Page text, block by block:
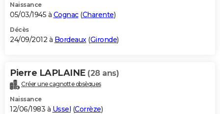
Naissance
05/03/1945 à Cognac(Charente)
Décès
24/09/2012 à Bordeaux(Gironde)
Pierre LAPLAINE (28 ans)
Créer une cagnotte obsèques
Naissance
12/06/1983 à Ussel (Corrèze)